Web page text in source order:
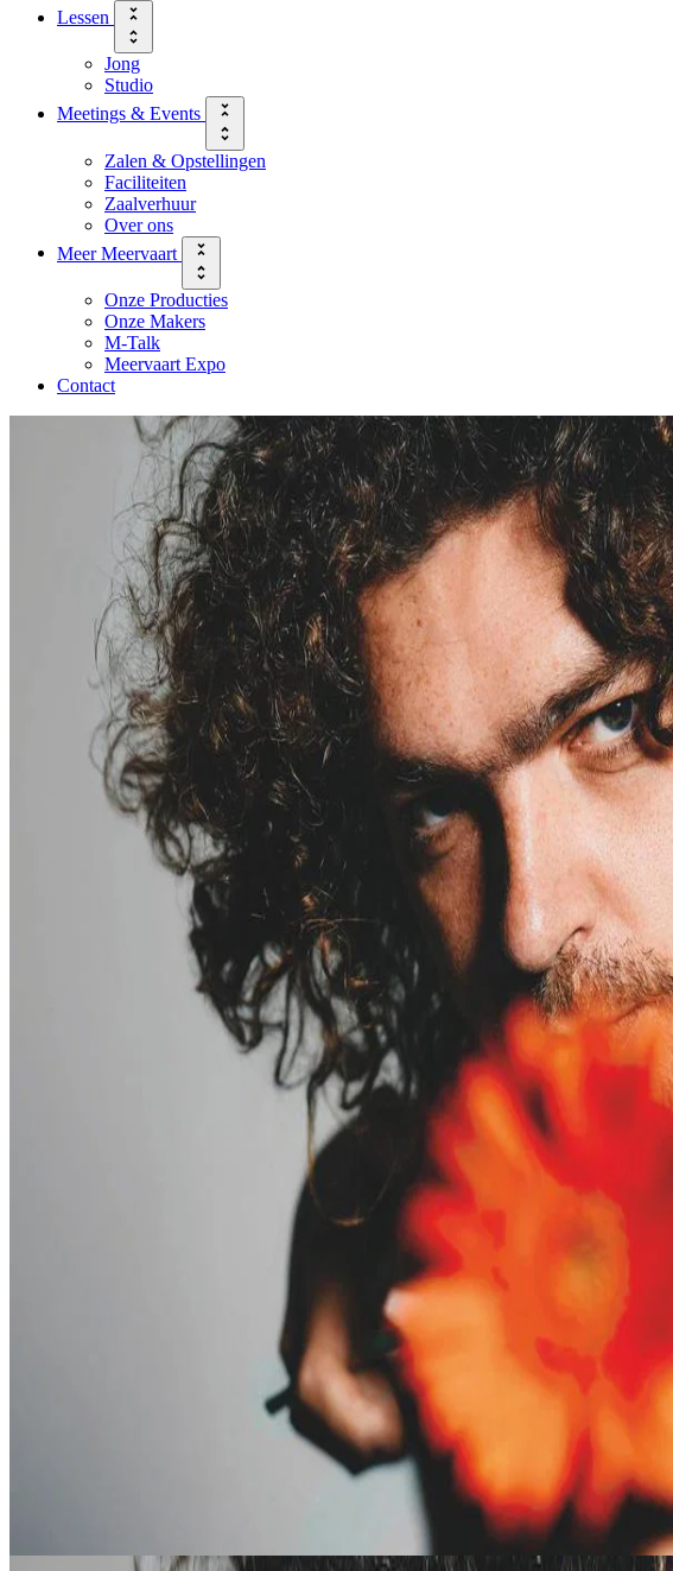
Lessen
Jong
Studio
Meetings & Events
Zalen & Opstellingen
Faciliteiten
Zaalverhuur
Over ons
Meer Meervaart
Onze Producties
Onze Makers
M-Talk
Meervaart Expo
Contact